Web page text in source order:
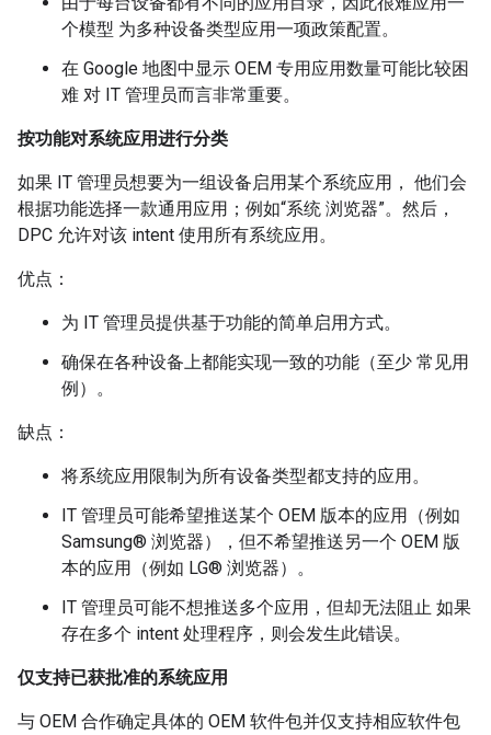
个模型 为多种设备类型应用一项政策配置。
在 Google 地图中显示 OEM 专用应用数量可能比较困
难 对 IT 管理员而言非常重要。
按功能对系统应用进行分类
如果 IT 管理员想要为一组设备启用某个系统应用， 他们会
根据功能选择一款通用应用；例如“系统 浏览器”。然后，
DPC 允许对该 intent 使用所有系统应用。
优点：
为 IT 管理员提供基于功能的简单启用方式。
确保在各种设备上都能实现一致的功能（至少 常见用
例）。
缺点：
将系统应用限制为所有设备类型都支持的应用。
IT 管理员可能希望推送某个 OEM 版本的应用（例如
Samsung® 浏览器），但不希望推送另一个 OEM 版
本的应用（例如 LG® 浏览器）。
IT 管理员可能不想推送多个应用，但却无法阻止 如果
存在多个 intent 处理程序，则会发生此错误。
仅支持已获批准的系统应用
与 OEM 合作确定具体的 OEM 软件包并仅支持相应软件包